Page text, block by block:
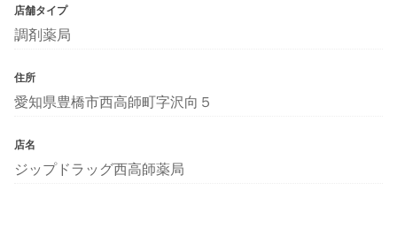
店舗タイプ
調剤薬局
住所
愛知県豊橋市西高師町字沢向５
店名
ジップドラッグ西高師薬局